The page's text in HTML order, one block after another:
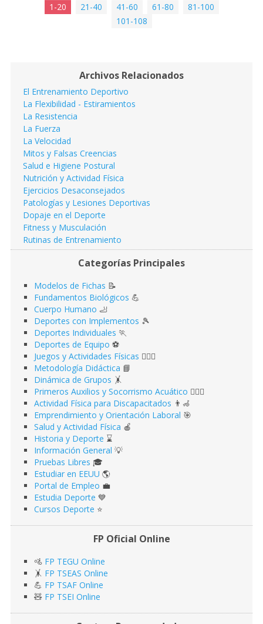
1-20 21-40 41-60 61-80
81-100
101-108
Archivos Relacionados
El Entrenamiento Deportivo
La Flexibilidad - Estiramientos
La Resistencia
La Fuerza
La Velocidad
Mitos y Falsas Creencias
Salud e Higiene Postural
Nutrición y Actividad Física
Ejercicios Desaconsejados
Patologías y Lesiones Deportivas
Dopaje en el Deporte
Fitness y Musculación
Rutinas de Entrenamiento
Categorías Principales
Modelos de Fichas 📝
Fundamentos Biológicos 💪
Cuerpo Humano 🦶
Deportes con Implementos 🎾
Deportes Individuales 🏃
Deportes de Equipo ⚽️
Juegos y Actividades Físicas 🤹🏻‍♂️
Metodología Didáctica 📘
Dinámica de Grupos 🤸
Primeros Auxilios y Socorrismo Acuático 🏊🏻‍♂️
Actividad Física para Discapacitados 👨‍🦽
Emprendimiento y Orientación Laboral 🎯
Salud y Actividad Física 🍎
Historia y Deporte ⌛️
Información General 💡
Pruebas Libres 🎓
Estudiar en EEUU 🌎​
Portal de Empleo 💼
Estudia Deporte 💙
Cursos Deporte ⭐️
FP Oficial Online
🚵 FP TEGU Online
🤸 FP TSEAS Online
💪 FP TSAF Online
🧸 FP TSEI Online